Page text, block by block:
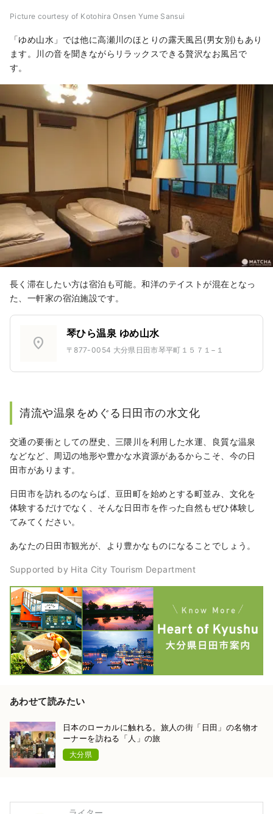
Picture courtesy of Kotohira Onsen Yume Sansui
「ゆめ山水」では他に高瀬川のほとりの露天風呂(男女別)もあり
ます。川の音を聞きながらリラックスできる贅沢なお風呂で
す。
長く滞在したい方は宿泊も可能。和洋のテイストが混在となっ
た、一軒家の宿泊施設です。
location_on
琴ひら温泉 ゆめ山水
〒877-0054 大分県日田市琴平町１５７１−１
清流や温泉をめぐる日田市の水文化
交通の要衝としての歴史、三隈川を利用した水運、良質な温泉
などなど、周辺の地形や豊かな水資源があるからこそ、今の日
田市があります。
日田市を訪れるのならば、豆田町を始めとする町並み、文化を
体験するだけでなく、そんな日田市を作った自然もぜひ体験し
てみてください。
あなたの日田市観光が、より豊かなものになることでしょう。
Supported by Hita City Tourism Department
あわせて読みたい
日本のローカルに触れる。旅人の街「日田」の名物オ
ーナーを訪ねる「人」の旅
大分県